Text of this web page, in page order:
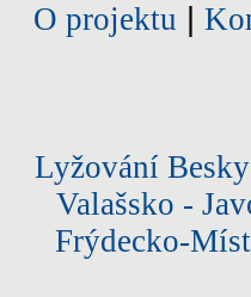
O projektu
Lyžování
Valašsko -
Frýdecko-